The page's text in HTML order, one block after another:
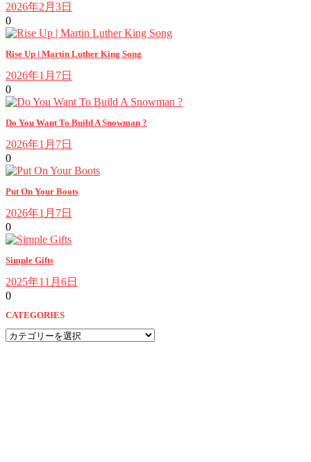
2026年2月3日
0
Rise Up | Martin Luther King Song
2026年1月7日
0
Do You Want To Build A Snowman ?
2026年1月7日
0
Put On Your Boots
2026年1月7日
0
Simple Gifts
2025年11月6日
0
CATEGORIES
CATEGORIES